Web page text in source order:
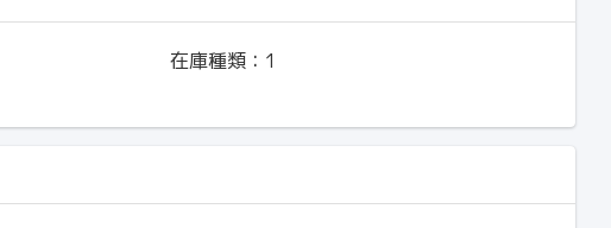
在庫種類： 1